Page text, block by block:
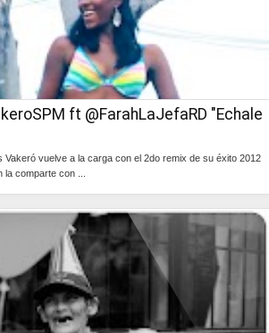
ft @FarahLaJefaRD "Echale
Vakeró vuelve a la carga con el 2do remix de su éxito 2012
comparte con ...